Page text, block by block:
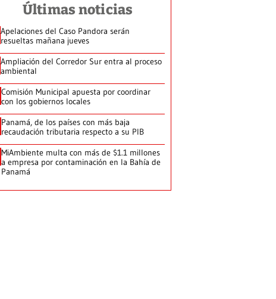
Últimas noticias
Apelaciones del Caso Pandora serán
resueltas mañana jueves
Ampliación del Corredor Sur entra al proceso
ambiental
Comisión Municipal apuesta por coordinar
con los gobiernos locales
Panamá, de los países con más baja
recaudación tributaria respecto a su PIB
MiAmbiente multa con más de $1.1 millones
a empresa por contaminación en la Bahía de
Panamá